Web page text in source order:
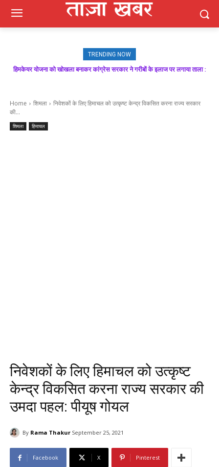
TRENDING NOW
हिमकेयर योजना को खोखला बनाकर कांग्रेस सरकार ने गरीबों के इलाज पर लगाया ताला :
मजबूत बूथ ही भाजपा की जीत की गारंटी, आगामी विधानसभा चुनाव में बूथ प्रबंधन निभाएगा
Home शिमला
निवेशकों के लिए हिमाचल को उत्कृष्ट केन्द्र विकसित करना राज्य सरकार
की...
शिमला हिमाचल
निवेशकों के लिए हिमाचल को उत्कृष्ट
केन्द्र विकसित करना राज्य सरकार की
उमदा पहल: पीयूष गोयल
By Rama Thakur September 25, 2021
Facebook X Pinterest